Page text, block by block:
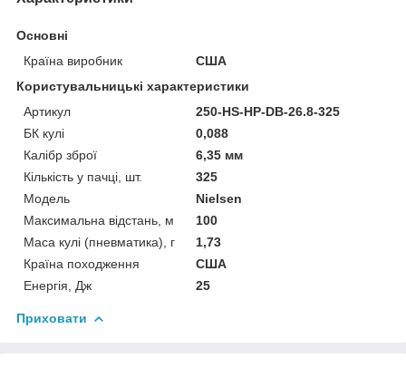
Основні
Країна виробник
США
Користувальницькі характеристики
Артикул
250-HS-HP-DB-26.8-325
БК кулі
0,088
Калібр зброї
6,35 мм
Кількість у пачці, шт.
325
Мoдель
Nielsen
Максимальна відстань, м
100
Маса кулі (пневматика), г
1,73
Країна походження
США
Енергія, Дж
25
Приховати